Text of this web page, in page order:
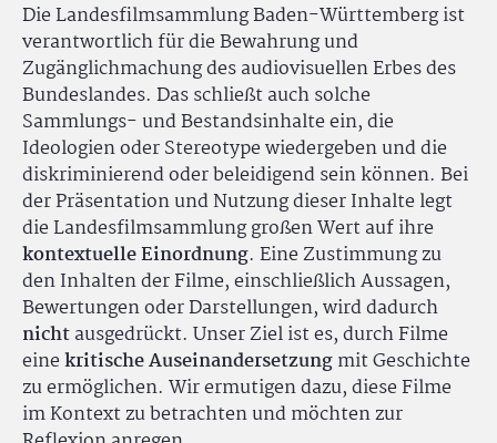
Die Landesfilmsammlung Baden-Württemberg ist
verantwortlich für die Bewahrung und
Zugänglichmachung des audiovisuellen Erbes des
Bundeslandes. Das schließt auch solche
Sammlungs- und Bestandsinhalte ein, die
Ideologien oder Stereotype wiedergeben und die
diskriminierend oder beleidigend sein können. Bei
der Präsentation und Nutzung dieser Inhalte legt
die Landesfilmsammlung großen Wert auf ihre
kontextuelle Einordnung. Eine Zustimmung zu
den Inhalten der Filme, einschließlich Aussagen,
Bewertungen oder Darstellungen, wird dadurch
nichtausgedrückt. Unser Ziel ist es, durch Filme
einekritische Auseinandersetzungmit Geschichte
zu ermöglichen. Wir ermutigen dazu, diese Filme
im Kontext zu betrachten und möchten zur